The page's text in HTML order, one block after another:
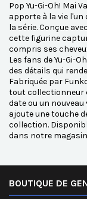
Pop Yu-Gi-Oh! Mai
apporte à la vie
la série. Conçue
cette figurine
compris ses
Les fans de Yu-Gi-
des détails qui
Fabriquée par
tout collectionneur
date ou un nouveau
ajoute une touche
collection.
dans notre magasin
BOUTIQUE DE